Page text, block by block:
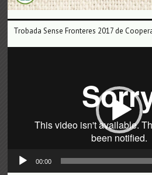
Trobada Sense Fronteres 2017 de
00:00